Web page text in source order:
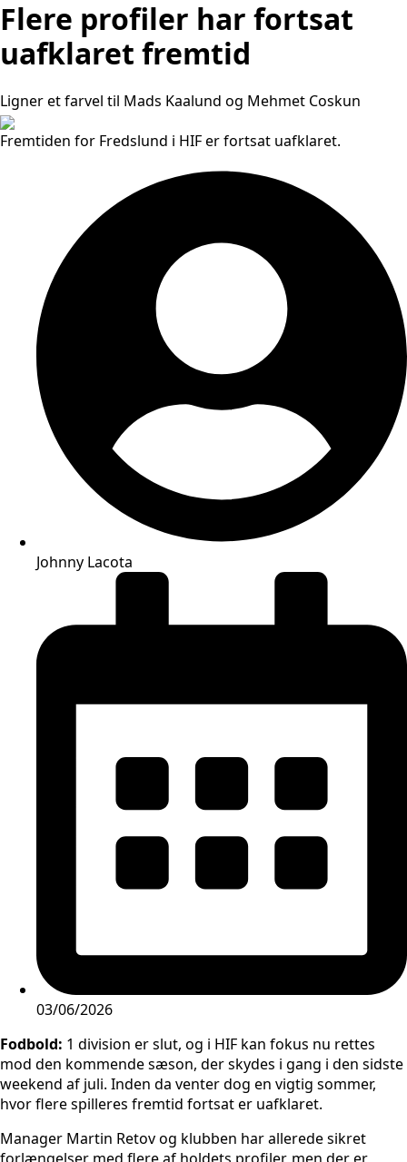
Flere profiler har fortsat
uafklaret fremtid
Ligner et farvel til Mads Kaalund og Mehmet Coskun
Fremtiden for Fredslund i HIF er fortsat uafklaret.
Johnny Lacota
03/06/2026
Fodbold: 1 division er slut, og i HIF kan fokus nu rettes
mod den kommende sæson, der skydes i gang i den sidste
weekend af juli. Inden da venter dog en vigtig sommer,
hvor flere spilleres fremtid fortsat er uafklaret.
Manager Martin Retov og klubben har allerede sikret